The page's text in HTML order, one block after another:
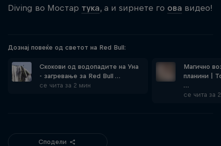
Diving во Мостар тука, а и ѕирнете го ова видео!
Дознај повеќе од светот на Red Bull:
Скокови од водопадите на Уна
- загревање за Red Bull …
се чита за 2 мин
Магично
планини |
…
се чита за
Сподели